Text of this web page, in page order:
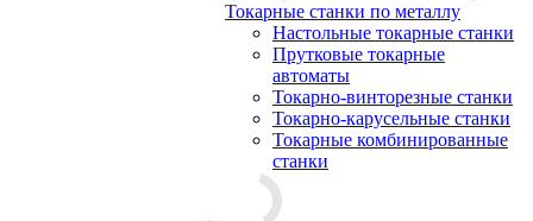
Токарные станки по металлу
Настольные токарные станки
Прутковые токарные
автоматы
Токарно-винторезные станки
Токарно-карусельные станки
Токарные комбинированные
станки